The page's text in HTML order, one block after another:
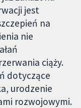
jest
na
nie
ciąży.
dotyczące
urodzenie
rozwojowymi.